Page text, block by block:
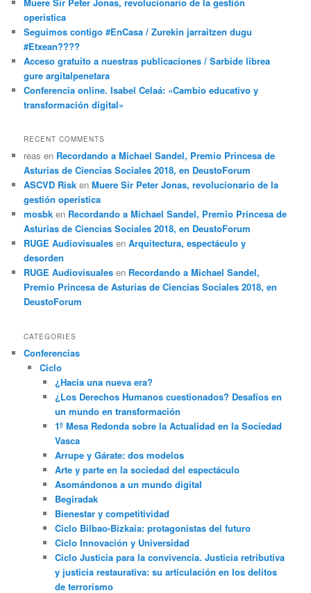
operística
Seguimos contigo #EnCasa / Zurekin jarraitzen dugu
#Etxean????
Acceso gratuito a nuestras publicaciones / Sarbide librea
gure argitalpenetara
Conferencia online. Isabel Celaá: «Cambio educativo y
transformación digital»
RECENT COMMENTS
reas en Recordando a Michael Sandel, Premio Princesa de
Asturias de Ciencias Sociales 2018, en DeustoForum
ASCVD Risk enMuere Sir Peter Jonas, revolucionario de la
gestión operística
mosbk en Recordando a Michael Sandel, Premio Princesa de
Asturias de Ciencias Sociales 2018, en DeustoForum
RUGE Audiovisuales enArquitectura, espectáculo y
desorden
RUGE Audiovisuales en Recordando a Michael Sandel,
Premio Princesa de Asturias de Ciencias Sociales 2018, en
DeustoForum
CATEGORIES
Conferencias
Ciclo
¿Hacia una nueva era?
¿Los Derechos Humanos cuestionados? Desafíos en
un mundo en transformación
1º Mesa Redonda sobre la Actualidad en la Sociedad
Vasca
Arrupe y Gárate: dos modelos
Arte y parte en la sociedad del espectáculo
Asomándonos a un mundo digital
Begiradak
Bienestar y competitividad
Ciclo Bilbao-Bizkaia: protagonistas del futuro
Ciclo Innovación y Universidad
Ciclo Justicia para la convivencia. Justicia retributiva
y justicia restaurativa: su articulación en los delitos
de terrorismo